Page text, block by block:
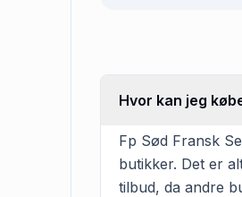
Hvor kan jeg
Fp Sød Fransk
butikker. Det er
tilbud, da andre